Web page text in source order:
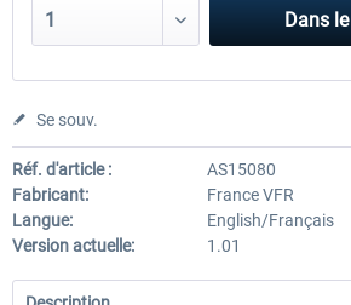
Dans
Se souv.
Réf. d'article :
AS15080
Fabricant:
France VFR
Langue:
English/Français
Version actuelle:
1.01